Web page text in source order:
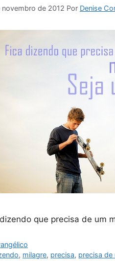
novembro de 2012 Por Denise
que precisa de um
, milagre, precisa, precisa de